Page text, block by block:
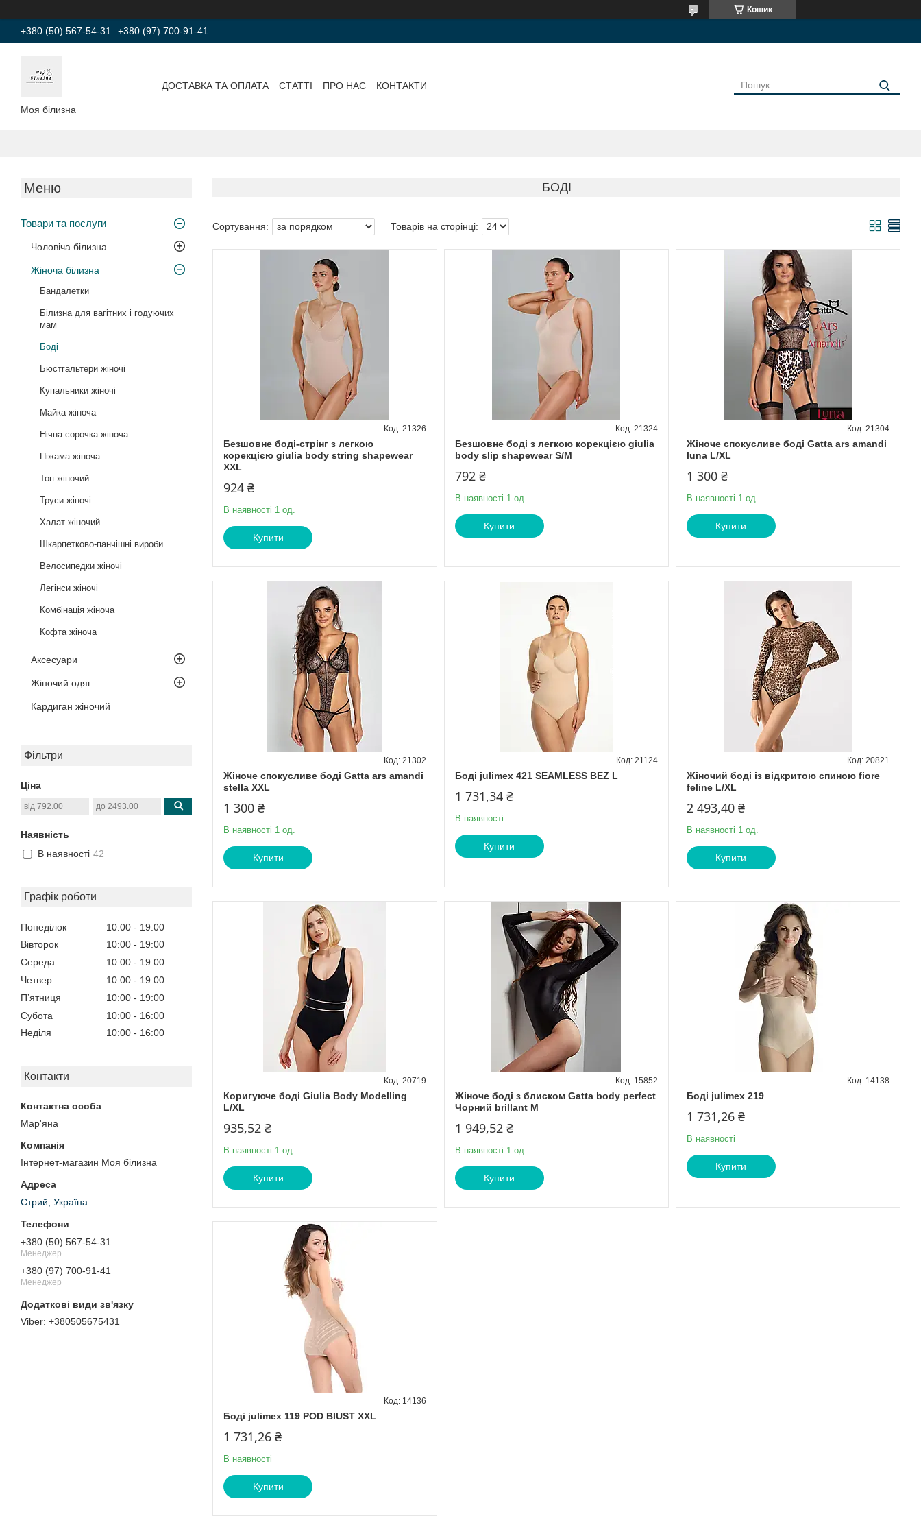
Кошик
+380 (50) 567-54-31 +380 (97) 700-91-41
Моя білизна
ДОСТАВКА ТА ОПЛАТА СТАТТІ ПРО НАС КОНТАКТИ
Товари та послуги
Чоловіча білизна
Жіноча білизна
Бандалетки
Білизна для вагітних і годуючих
мам
Боді
Бюстгальтери жіночі
Купальники жіночі
Майка жіноча
Нічна сорочка жіноча
Піжама жіноча
Топ жіночий
Труси жіночі
Халат жіночий
Шкарпетково-панчішні вироби
Велосипедки жіночі
Легінси жіночі
Комбінація жіноча
Кофта жіноча
Аксесуари
Жіночий одяг
Кардиган жіночий
Фільтри
Ціна
Наявність
В наявності 42
Графік роботи
Понеділок 10:00
19:00
Вівторок
10:00
19:00
Середа
10:00
19:00
Четвер
10:00
19:00
Пʼятниця
10:00
19:00
Субота
10:00
16:00
Неділя
10:00 16:00
Контакти
Мар'яна
Інтернет-магазин Моя білизна
Стрий, Україна
+380 (50) 567-54-31
Менеджер
+380 (97) 700-91-41
Менеджер
+380505675431
БОДІ
Безшовне боді-стрінг з легкою
корекцією giulia body string shapewear
XXL
21326
924 ₴
В наявності 1 од.
Купити
Безшовне боді з легкою корекцією giulia
body slip shapewear S/M
21324
792 ₴
В наявності 1 од.
Купити
Жіноче спокусливе боді Gatta ars amandi
luna L/XL
21304
1 300 ₴
В наявності 1 од.
Купити
Жіноче спокусливе боді Gatta ars amandi
stella XXL
21302
1 300 ₴
В наявності 1 од.
Купити
Боді julimex 421 SEAMLESS BEZ L
21124
1 731,34 ₴
В наявності
Купити
Жіночий боді із відкритою спиною fiore
feline L/XL
20821
2 493,40 ₴
В наявності 1 од.
Купити
Коригуюче боді Giulia Body Modelling
L/XL
20719
935,52 ₴
В наявності 1 од.
Купити
Жіноче боді з блиском Gatta body perfect
Чорний brillant M
15852
1 949,52 ₴
В наявності 1 од.
Купити
Боді julimex 219
14138
1 731,26 ₴
В наявності
Купити
Боді julimex 119 POD BIUST XXL
14136
1 731,26 ₴
В наявності
Купити